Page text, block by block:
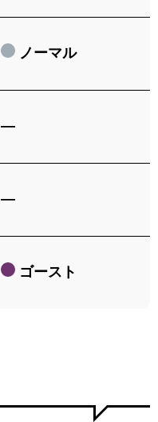
ノーマル
―
―
ゴースト